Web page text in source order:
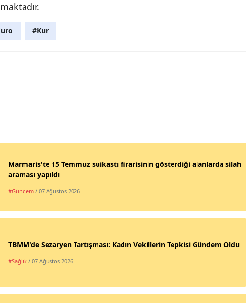
#Kur
Marmaris'te 15 Temmuz suikastı firarisinin gösterdiği alanlarda silah
araması yapıldı
#Gündem / 07 Ağustos 2026
TBMM'de Sezaryen Tartışması: Kadın Vekillerin Tepkisi Gündem Oldu
#Sağlık / 07 Ağustos 2026